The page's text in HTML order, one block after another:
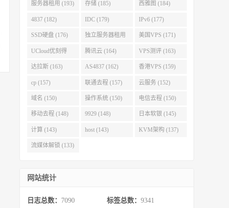
服务器租用 (193) 存储 (185) 西雅图 (184)
4837 (182) IDC (179) IPv6 (177)
SSD硬盘 (176) 独立服务器租用
(175)
美国VPS (171)
UCloud优刻得
(168)
腾讯云 (164) VPS测评 (163)
达拉斯 (163) AS4837 (162) 香港VPS (159)
cp (157) 联通去程 (157) 云服务 (152)
域名 (150) 操作系统 (150) 电信去程 (150)
移动去程 (148) 9929 (148) 日本软银 (145)
计算 (143) host (143) KVM架构 (137)
流媒体解锁 (133)
网站统计
日志总数： 7090 标签总数： 9341